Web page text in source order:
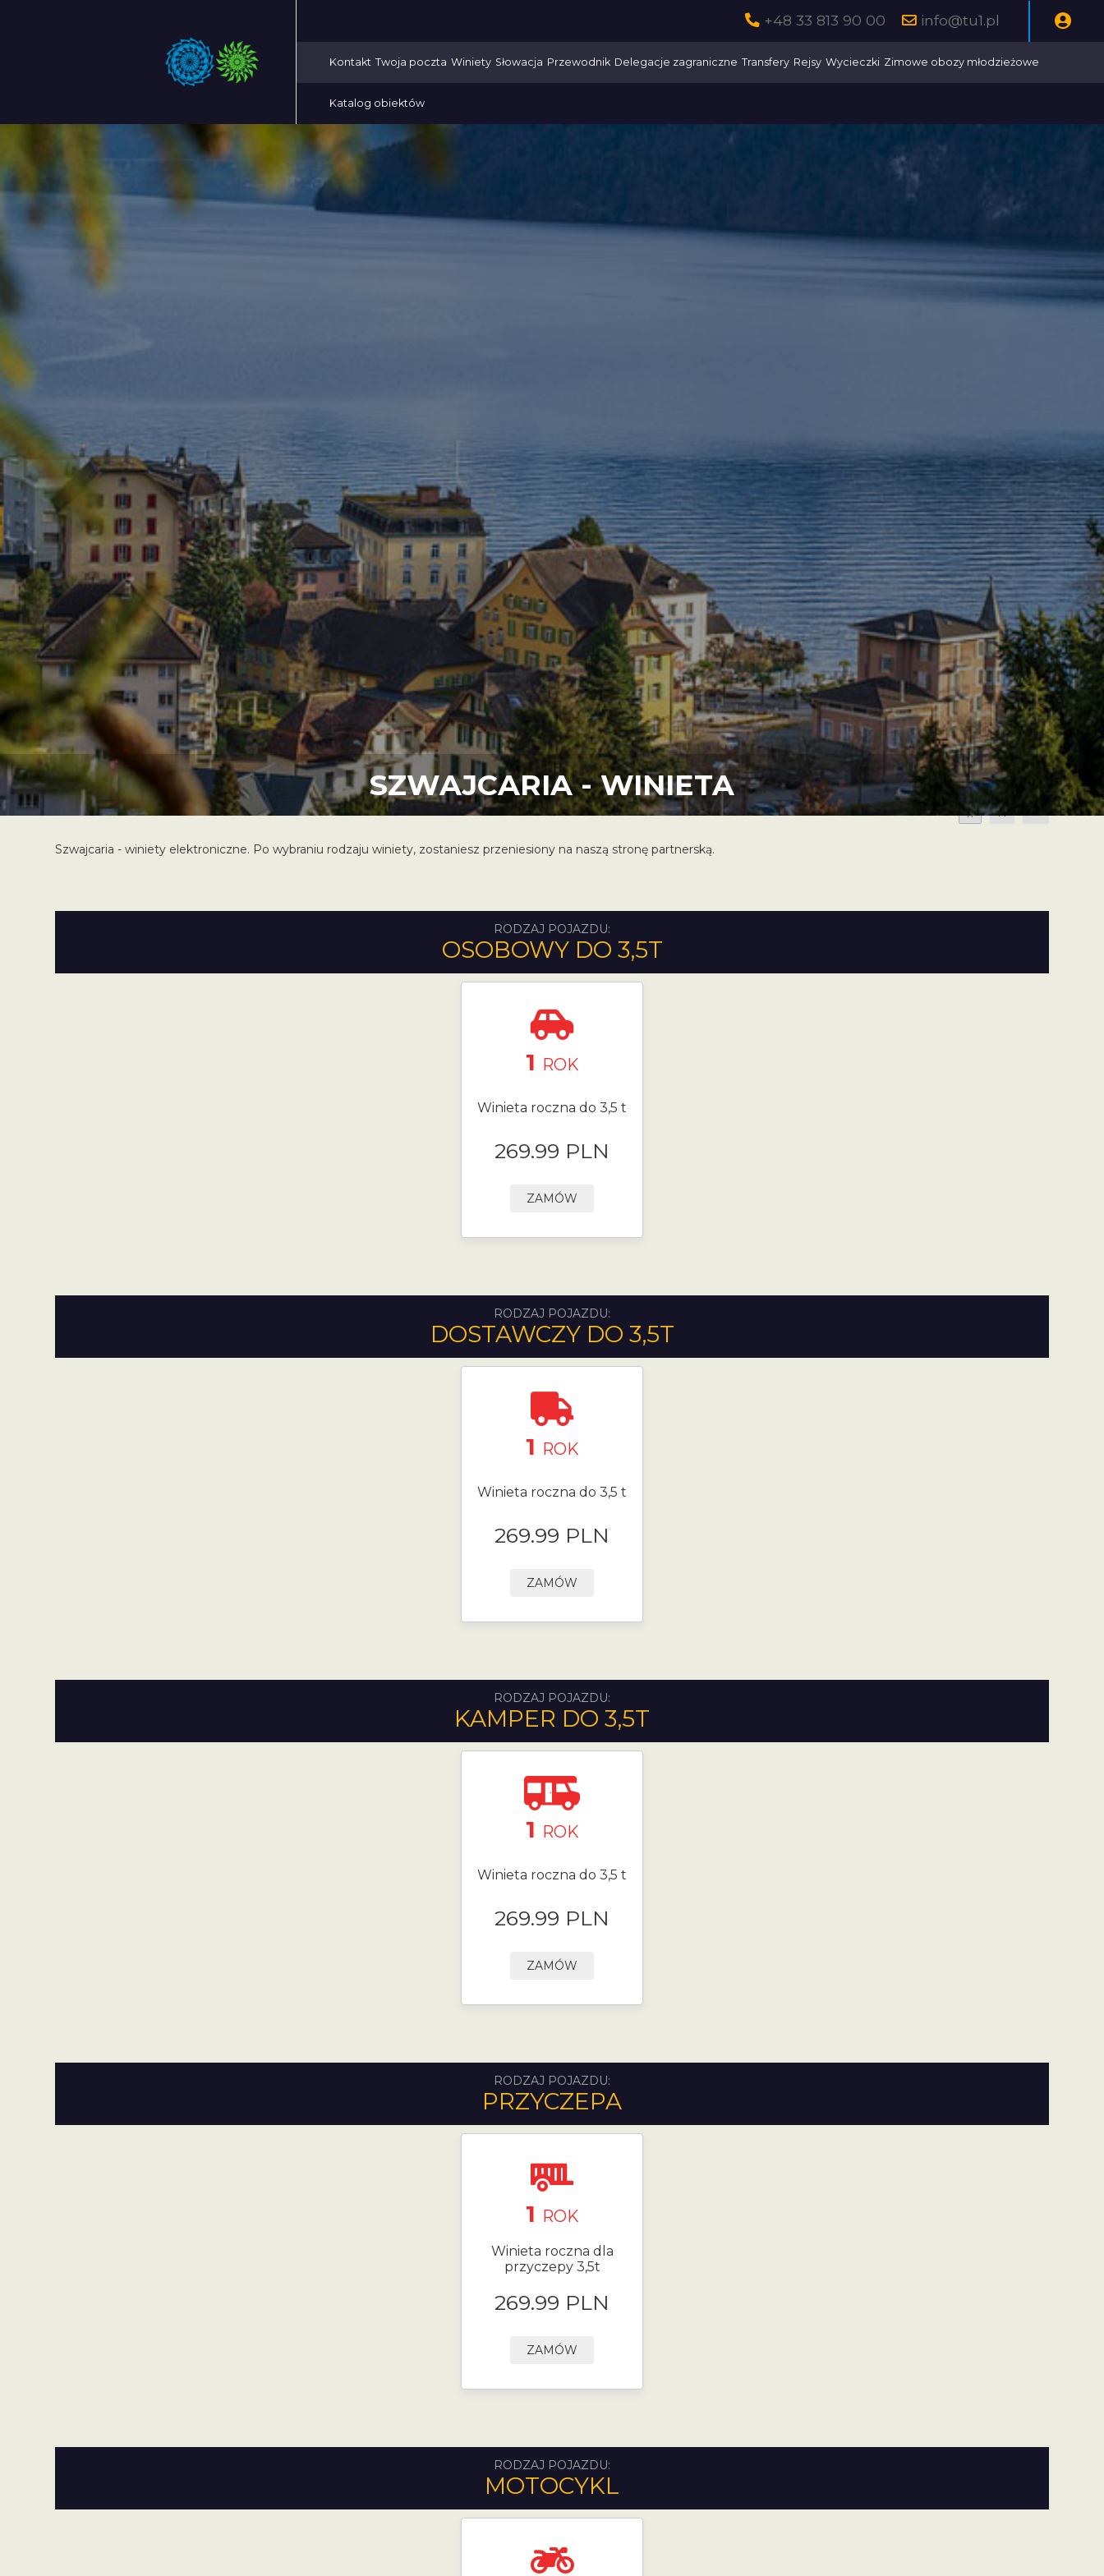
+48 33 813 90 00 info@tu1.pl
Kontakt Twoja poczta Winiety Słowacja Przewodnik Delegacje zagraniczne Transfery Rejsy Wycieczki Zimowe obozy młodzieżowe
Katalog obiektów
SZWAJCARIA - WINIETA
A A
Szwajcaria - winiety elektroniczne. Po wybraniu rodzaju winiety, zostaniesz przeniesiony na naszą stronę partnerską.
RODZAJ POJAZDU:
OSOBOWY DO 3,5T
1 ROK
Winieta roczna do 3,5 t
269.99 PLN
ZAMÓW
RODZAJ POJAZDU:
DOSTAWCZY DO 3,5T
1 ROK
Winieta roczna do 3,5 t
269.99 PLN
ZAMÓW
RODZAJ POJAZDU:
KAMPER DO 3,5T
1 ROK
Winieta roczna do 3,5 t
269.99 PLN
ZAMÓW
RODZAJ POJAZDU:
PRZYCZEPA
1 ROK
Winieta roczna dla
przyczepy 3,5t
269.99 PLN
ZAMÓW
RODZAJ POJAZDU:
MOTOCYKL